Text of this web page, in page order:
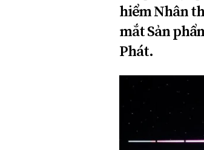
Xi nhan Trái Phải
Bạn đọc viết
hiểm Nhân
mắt Sản
Phát.